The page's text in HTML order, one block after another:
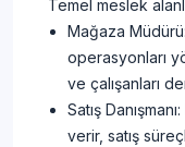
Temel meslek
Mağaza
operasyonları
ve çalışanları
Satış
verir, satış